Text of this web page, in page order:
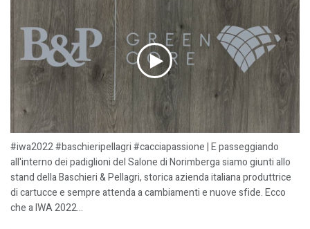
#iwa2022 #baschieripellagri #cacciapassione | E passeggiando
all'interno dei padiglioni del Salone di Norimberga siamo giunti allo
stand della Baschieri & Pellagri, storica azienda italiana produttrice
di cartucce e sempre attenda a cambiamenti e nuove sfide. Ecco
che a IWA 2022...